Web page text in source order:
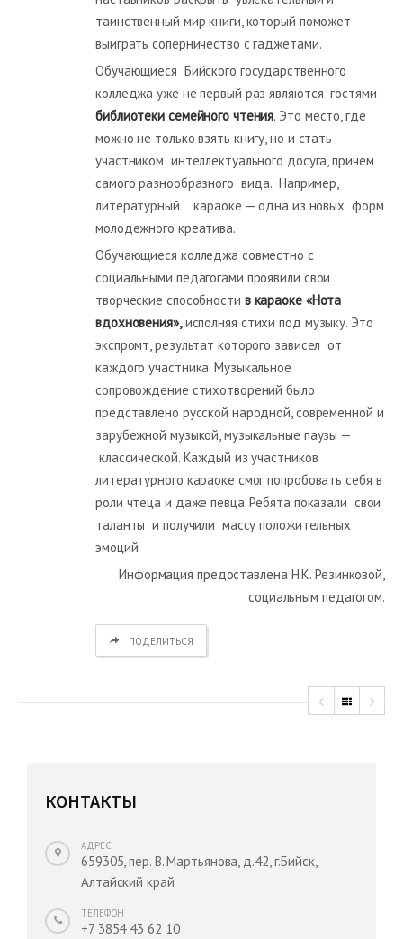
таинственный мир книги, который поможет
выиграть соперничество с гаджетами.
Обучающиеся Бийского государственного
колледжа уже не первый раз являются гостями
библиотеки семейного чтения. Это место, где
можно не только взять книгу, но и стать
участником интеллектуального досуга, причем
самого разнообразного вида. Например,
литературный караоке — одна из новых форм
молодежного креатива.
Обучающиеся колледжа совместно с
социальными педагогами проявили свои
творческие способности в караоке «Нота
вдохновения»,исполняя стихи под музыку. Это
экспромт, результат которого зависел от
каждого участника. Музыкальное
сопровождение стихотворений было
представлено русской народной, современной и
зарубежной музыкой, музыкальные паузы —
классической. Каждый из участников
литературного караоке смог попробовать себя в
роли чтеца и даже певца. Ребята показали свои
таланты и получили массу положительных
эмоций.
Информация предоставлена Н.К. Резинковой,
социальным педагогом.
ПОДЕЛИТЬСЯ
КОНТАКТЫ
АДРЕС
659305, пер. В. Мартьянова, д.42, г.Бийск,
Алтайский край
ТЕЛЕФОН
+7 3854 43 62 10